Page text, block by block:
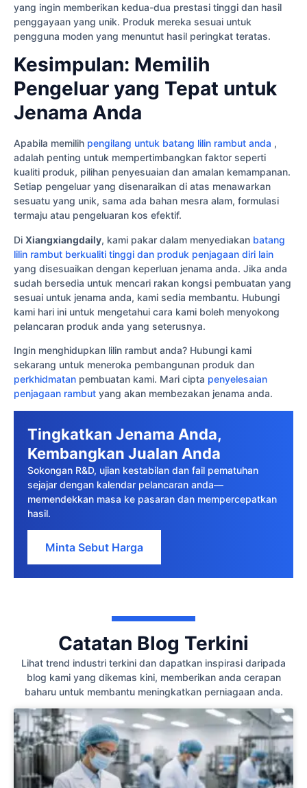
yang ingin memberikan kedua-dua prestasi tinggi dan hasil
penggayaan yang unik. Produk mereka sesuai untuk
pengguna moden yang menuntut hasil peringkat teratas.
Kesimpulan: Memilih
Pengeluar yang Tepat untuk
Jenama Anda
Apabila memilih pengilang untuk batang lilin rambut anda ,
adalah penting untuk mempertimbangkan faktor seperti
kualiti produk, pilihan penyesuaian dan amalan kemampanan.
Setiap pengeluar yang disenaraikan di atas menawarkan
sesuatu yang unik, sama ada bahan mesra alam, formulasi
termaju atau pengeluaran kos efektif.
Di Xiangxiangdaily, kami pakar dalam menyediakan batang
lilin rambut berkualiti tinggi dan produk penjagaan diri lain
yang disesuaikan dengan keperluan jenama anda. Jika anda
sudah bersedia untuk mencari rakan kongsi pembuatan yang
sesuai untuk jenama anda, kami sedia membantu. Hubungi
kami hari ini untuk mengetahui cara kami boleh menyokong
pelancaran produk anda yang seterusnya.
Ingin menghidupkan lilin rambut anda? Hubungi kami
sekarang untuk meneroka pembangunan produk dan
perkhidmatan pembuatan kami. Mari cipta penyelesaian
penjagaan rambut yang akan membezakan jenama anda.
Tingkatkan Jenama Anda,
Kembangkan Jualan Anda
Sokongan R&D, ujian kestabilan dan fail pematuhan
sejajar dengan kalendar pelancaran anda—
memendekkan masa ke pasaran dan mempercepatkan
hasil.
Minta Sebut Harga
Catatan Blog Terkini
Lihat trend industri terkini dan dapatkan inspirasi daripada
blog kami yang dikemas kini, memberikan anda cerapan
baharu untuk membantu meningkatkan perniagaan anda.